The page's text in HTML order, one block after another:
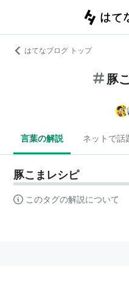
はてなブログ トップ
豚
言葉の解説 ネットで話
豚こまレシピ
このタグの解説について